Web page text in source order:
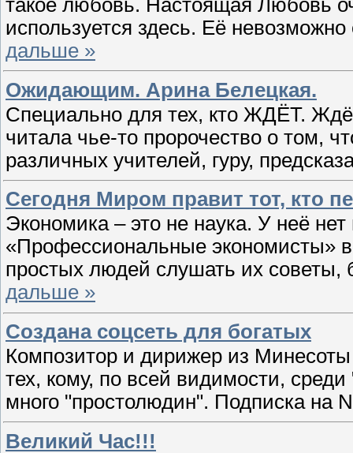
такое любовь. Настоящая Любовь
используется здесь. Её
дальше »
Ожидающим. Арина Белецкая.
Специально для тех, кто ЖДЁТ.
читала чье-то пророчество о том,
различных учителей, гуру,
Сегодня Миром правит тот, кто
Экономика – это не наука. У неё
«Профессиональные экономисты»
простых людей слушать их советы,
дальше »
Создана соцсеть для богатых
Композитор и дирижер из
тех, кому, по всей видимости,
много "простолюдин". Подписка на
Великий Час!!!